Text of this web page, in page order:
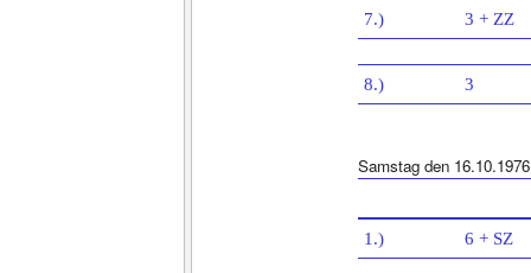
7.) 3 + ZZ
8.) 3
Samstag den 16.10.1976
1.) 6 + SZ